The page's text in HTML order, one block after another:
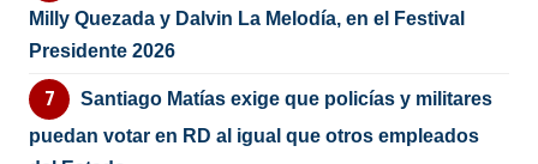
Milly Quezada y Dalvin La Melodía, en el Festival
Presidente 2026
Santiago Matías exige que policías y militares
puedan votar en RD al igual que otros empleados